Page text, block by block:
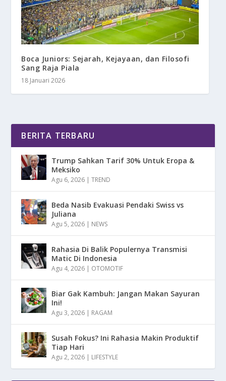
Boca Juniors: Sejarah, Kejayaan, dan Filosofi
Sang Raja Piala
18 Januari 2026
BERITA TERBARU
Trump Sahkan Tarif 30% Untuk Eropa &
Meksiko
Agu 6, 2026 |TREND
Beda Nasib Evakuasi Pendaki Swiss vs
Juliana
Agu 5, 2026 | NEWS
Rahasia Di Balik Populernya Transmisi
Matic Di Indonesia
Agu 4, 2026 | OTOMOTIF
Biar Gak Kambuh: Jangan Makan Sayuran
Ini!
Agu 3, 2026 | RAGAM
Susah Fokus? Ini Rahasia Makin Produktif
Tiap Hari
Agu 2, 2026 | LIFESTYLE